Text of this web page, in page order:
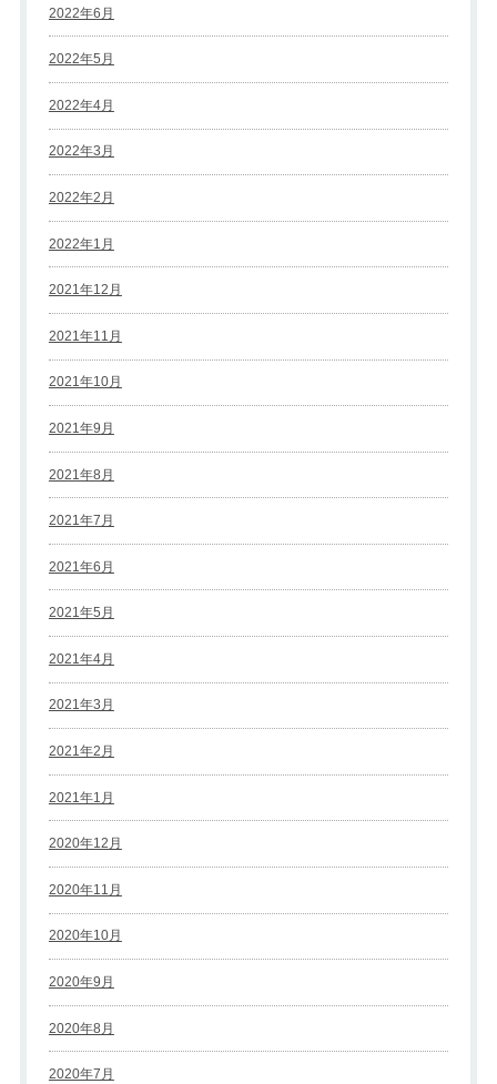
2022年6月
2022年5月
2022年4月
2022年3月
2022年2月
2022年1月
2021年12月
2021年11月
2021年10月
2021年9月
2021年8月
2021年7月
2021年6月
2021年5月
2021年4月
2021年3月
2021年2月
2021年1月
2020年12月
2020年11月
2020年10月
2020年9月
2020年8月
2020年7月